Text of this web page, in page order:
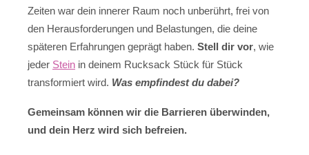
Zeiten war dein innerer Raum noch unberührt, frei von
den Herausforderungen und Belastungen, die deine
späteren Erfahrungen geprägt haben. Stell dir vor, wie
jeder Stein in deinem Rucksack Stück für Stück
transformiert wird. Was empfindest du dabei?
Gemeinsam können wir die Barrieren überwinden,
und dein Herz wird sich befreien.